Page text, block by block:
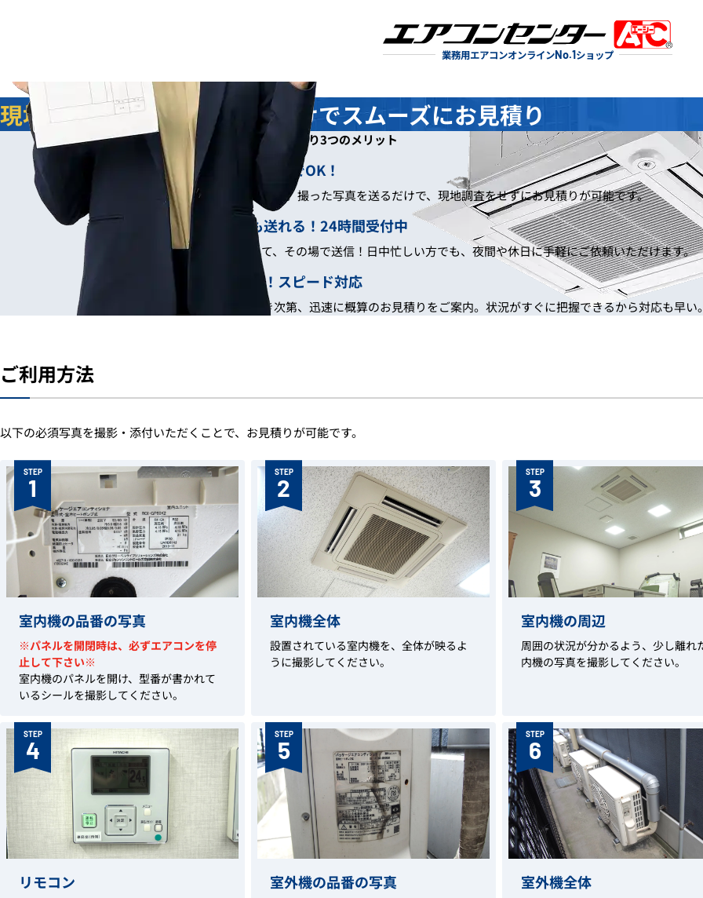
業務用エアコンオンラインNo.1ショップ
現地調査不要！写真を送るだけでスムーズにお見積り
写真でスムーズお見積り3つのメリット
現地調査なしでOK！
お忙しい方も安心。撮った写真を送るだけで、現地調査をせずにお見積りが可能です。
いつでも送れる！24時間受付中
スマホで撮って、その場で送信！日中忙しい方でも、夜間や休日に手軽にご依頼いただけます。
最短即日！スピード対応
写真を確認でき次第、迅速に概算のお見積りをご案内。状況がすぐに把握できるから対応も早い
ご利用方法
以下の必須写真を撮影・添付いただくことで、お見積りが可能です。
STEP
1
室内機の品番の写真
※パネルを開閉時は、必ずエアコンを停
止して下さい※
室内機のパネルを開け、型番が書かれて
いるシールを撮影してください。
STEP
2
室内機全体
設置されている室内機を、全体が映るよ
うに撮影してください。
STEP
3
室内機の周辺
周囲の状況が分かるよう、少し離れ
内機の写真を撮影してください。
STEP
4
リモコン
STEP
5
室外機の品番の写真
STEP
6
室外機全体